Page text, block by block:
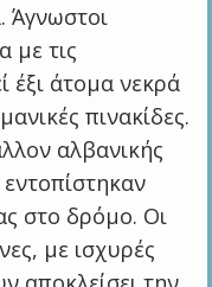
Άγνωστοι
με τις
έξι άτομα νεκρά
πινακίδες.
αλβανικής
στο δρόμο. Οι
με ισχυρές